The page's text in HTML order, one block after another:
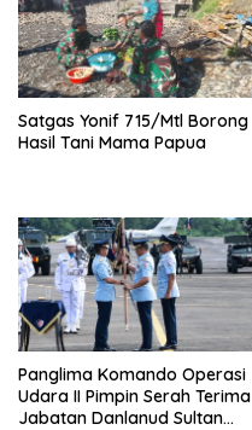
Satgas Yonif 715/Mtl Borong
Hasil Tani Mama Papua
Panglima Komando Operasi
Udara II Pimpin Serah Terima
Jabatan Danlanud Sultan